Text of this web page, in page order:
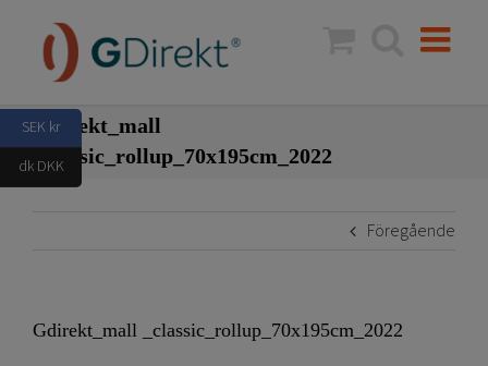
innehållet
Gdirekt_mall
_classic_rollup_70x195cm_2022
Föregående
Gdirekt_mall _classic_rollup_70x195cm_2022
SEK kr
dk DKK